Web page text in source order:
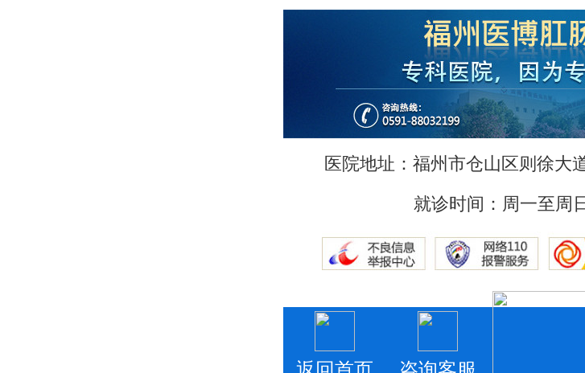
医院地址：福州市仓山区则徐大
就诊时间：周一至周